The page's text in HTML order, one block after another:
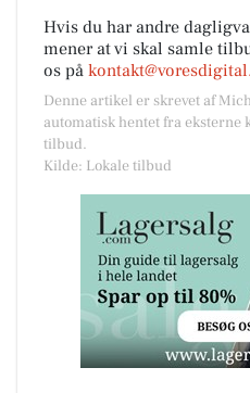
Hvis du har andre
mener at vi skal samle
os på
Denne artikel er skrevet af
automatisk hentet fra
tilbud.
Kilde: Lokale tilbud